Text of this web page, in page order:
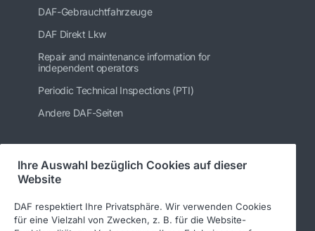
DAF-Gebrauchtfahrzeuge
DAF Direkt Lkw
Repair and maintenance information for
independent operators
Periodic Technical Inspections (PTI)
Andere DAF-Seiten
Folgen Sie uns
Ihre Auswahl bezüglich Cookies auf dieser
Website
DAF respektiert Ihre Privatsphäre. Wir verwenden Cookies
für eine Vielzahl von Zwecken, z. B. für die Website-